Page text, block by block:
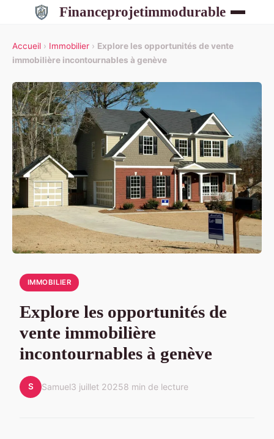
Financeprojetimmodurable
Accueil › Immobilier › Explore les opportunités de vente
immobilière incontournables à genève
IMMOBILIER
Explore les opportunités de
vente immobilière
incontournables à genève
S Samuel3 juillet 20258 min de lecture